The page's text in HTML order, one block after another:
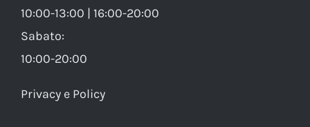
10:00-13:00 | 16:00-20:00
Sabato:
10:00-20:00
Privacy e Policy